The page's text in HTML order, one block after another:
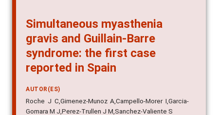
Simultaneous myasthenia
gravis and Guillain-Barre
syndrome: the first case
reported in Spain
AUTOR(ES)
Roche J C,Gimenez-Munoz A,Campello-Morer I,Garcia-
Gomara M J,Perez-Trullen J M,Sanchez-Valiente S